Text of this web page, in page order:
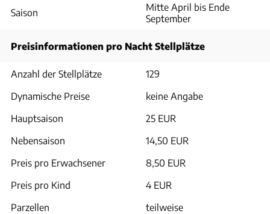
Saison
Mitte April bis Ende
September
Preisinformationen pro Nacht Stellplätze
Anzahl der Stellplätze
129
Dynamische Preise
keine Angabe
Hauptsaison
25 EUR
Nebensaison
14,50 EUR
Preis pro Erwachsener
8,50 EUR
Preis pro Kind
4 EUR
Parzellen
teilweise